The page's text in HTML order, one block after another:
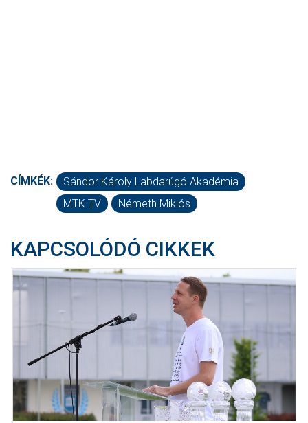
CÍMKÉK:
Sándor Károly Labdarúgó Akadémia
MTK TV
Németh Miklós
KAPCSOLÓDÓ CIKKEK